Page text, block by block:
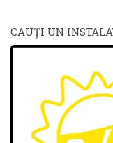
CAUŢI UN